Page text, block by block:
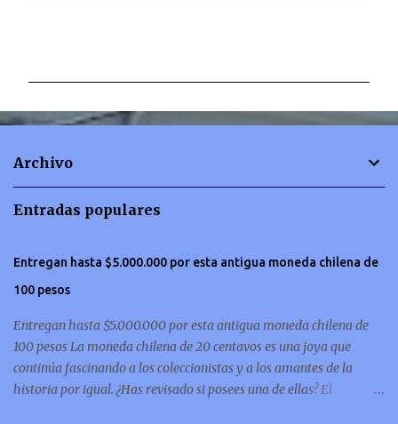
n
Archivo
Entradas populares
Entregan hasta $5.000.000 por esta antigua moneda chilena de
100 pesos
Entregan hasta $5.000.000 por esta antigua moneda chilena de
100 pesos La moneda chilena de 20 centavos es una joya que
continúa fascinando a los coleccionistas y a los amantes de la
historia por igual. ¿Has revisado si posees una de ellas? El